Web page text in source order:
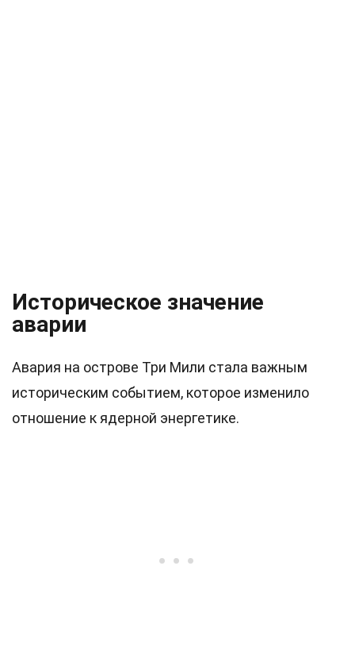
Историческое значение
аварии
Авария на острове Три Мили стала важным
историческим событием, которое изменило
отношение к ядерной энергетике.